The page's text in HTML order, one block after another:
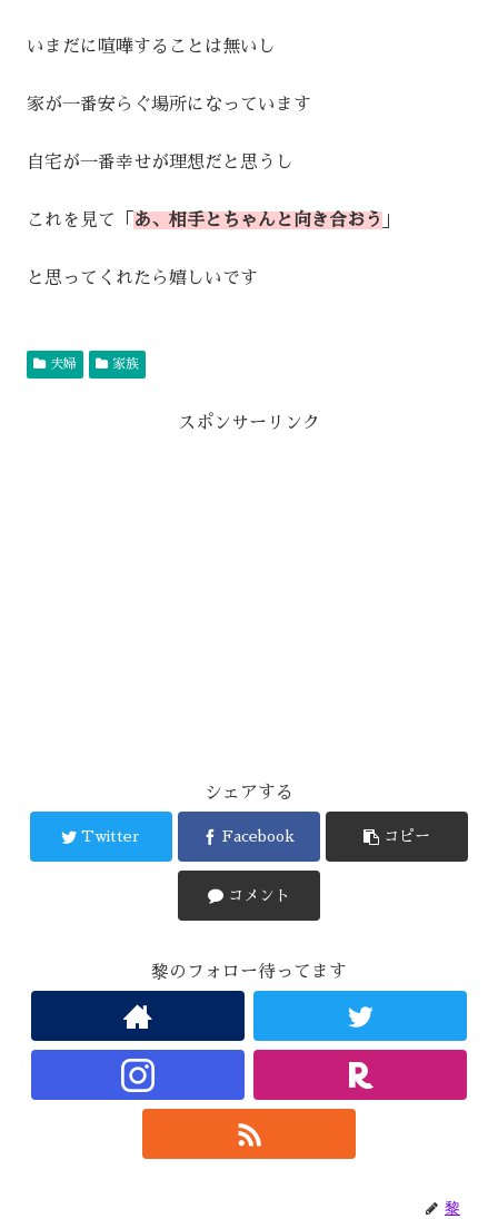
いまだに喧嘩することは無いし
家が一番安らぐ場所になっています
自宅が一番幸せが理想だと思うし
これを見て「 あ、相手とちゃんと向き合おう 」
と思ってくれたら嬉しいです
夫婦 家族
スポンサーリンク
シェアする
Twitter Facebook コピー
コメント
黎のフォロー待ってます
黎